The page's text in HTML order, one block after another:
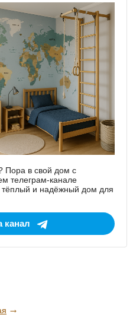
Пора в свой дом с
телеграм-канале
тёплый и надёжный дом для
канал
→